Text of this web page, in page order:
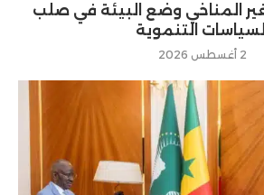
المناخي وضع البيئة في صلب
السياسات التنموية
2 أغسطس 2026